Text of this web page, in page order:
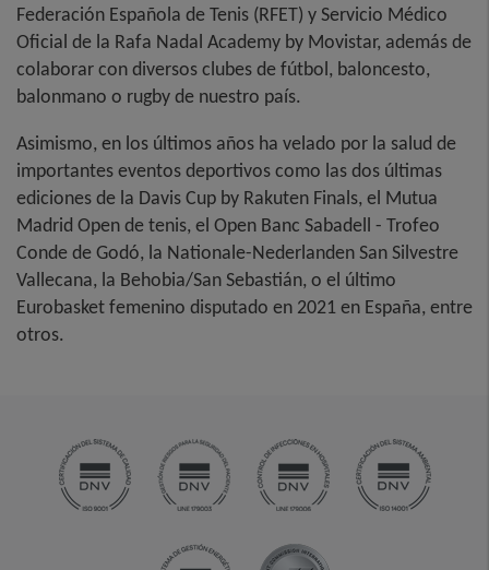
Federación Española de Tenis (RFET) y Servicio Médico
Oficial de la Rafa Nadal Academy by Movistar, además de
colaborar con diversos clubes de fútbol, baloncesto,
balonmano o rugby de nuestro país.
Asimismo, en los últimos años ha velado por la salud de
importantes eventos deportivos como las dos últimas
ediciones de la Davis Cup by Rakuten Finals, el Mutua
Madrid Open de tenis, el Open Banc Sabadell - Trofeo
Conde de Godó, la Nationale-Nederlanden San Silvestre
Vallecana, la Behobia/San Sebastián, o el último
Eurobasket femenino disputado en 2021 en España, entre
otros.